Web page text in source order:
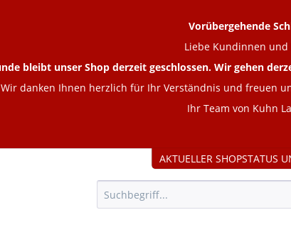
AKTUELLER SHOPSTATUS
Vorübergehende
Liebe Kundinnen und
bleibt unser Shop derzeit geschlossen. Wir gehen
Wir danken Ihnen herzlich für Ihr Verständnis und freuen
Ihr Team von Kuhn